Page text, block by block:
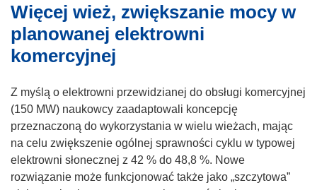
s
o
w
y
m
o
k
n
k
o
t
w
o
r
Więcej wież, zwiększanie mocy w
planowanej elektrowni
komercyjnej
Z myślą o elektrowni przewidzianej do obsługi komercyjnej
(150 MW) naukowcy zaadaptowali koncepcję
przeznaczoną do wykorzystania w wielu wieżach, mając
na celu zwiększenie ogólnej sprawności cyklu w typowej
elektrowni słonecznej z 42 % do 48,8 %. Nowe
rozwiązanie może funkcjonować także jako „szczytowa”